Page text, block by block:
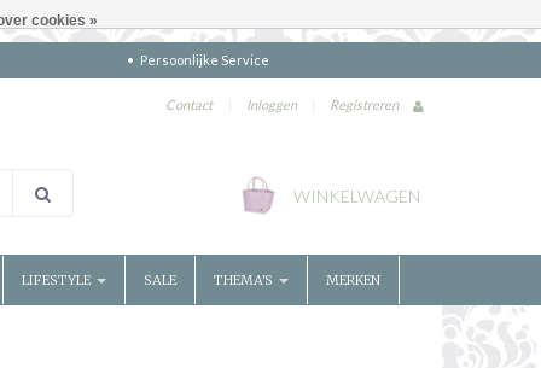
Persoonlijke Service
Contact | Inloggen | Registreren
WINKELWAGEN
LIFESTYLE SALE THEMA'S MERKEN
cookies »